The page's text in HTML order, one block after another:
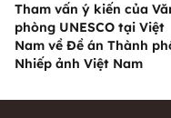
Tham vấn ý kiến của
phòng UNESCO tại Việt
Nam về Đề án Thành
Nhiếp ảnh Việt Nam